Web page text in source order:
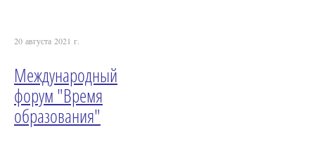
20 августа 2021 г.
Международный
форум "Время
образования"